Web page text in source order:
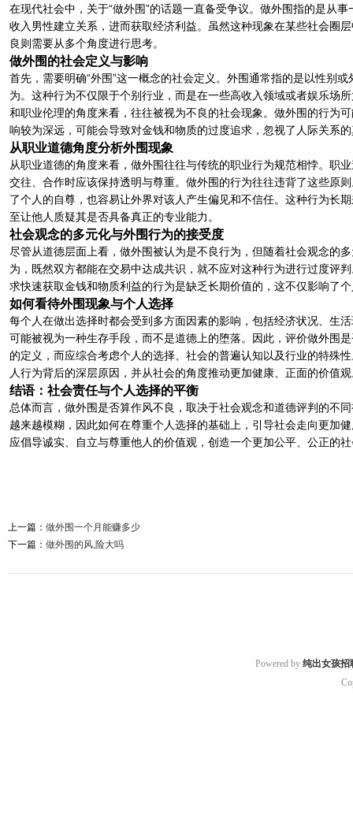
在现代社会中，关于“做外围”的话题一直备受争议。做外围指的是从
收入男性建立关系，进而获取经济利益。虽然这种现象在某些社会圈
良则需要从多个角度进行思考。
做外围的社会定义与影响
首先，需要明确“外围”这一概念的社会定义。外围通常指的是以性别
为。这种行为不仅限于个别行业，而是在一些高收入领域或者娱乐场
和职业伦理的角度来看，往往被视为不良的社会现象。做外围的行为
响较为深远，可能会导致对金钱和物质的过度追求，忽视了人际关系
从职业道德角度分析外围现象
从职业道德的角度来看，做外围往往与传统的职业行为规范相悖。职
交往、合作时应该保持透明与尊重。做外围的行为往往违背了这些原
了个人的自尊，也容易让外界对该人产生偏见和不信任。这种行为长
至让他人质疑其是否具备真正的专业能力。
社会观念的多元化与外围行为的接受度
尽管从道德层面上看，做外围被认为是不良行为，但随着社会观念的
为，既然双方都能在交易中达成共识，就不应对这种行为进行过度评
求快速获取金钱和物质利益的行为是缺乏长期价值的，这不仅影响了
如何看待外围现象与个人选择
每个人在做出选择时都会受到多方面因素的影响，包括经济状况、生
可能被视为一种生存手段，而不是道德上的堕落。因此，评价做外围
的定义，而应综合考虑个人的选择、社会的普遍认知以及行业的特殊
人行为背后的深层原因，并从社会的角度推动更加健康、正面的价值
结语：社会责任与个人选择的平衡
总体而言，做外围是否算作风不良，取决于社会观念和道德评判的不
越来越模糊，因此如何在尊重个人选择的基础上，引导社会走向更加
应倡导诚实、自立与尊重他人的价值观，创造一个更加公平、公正的
上一篇： 做外围一个月能赚多少
下一篇： 做外围的风,险大吗
Powered by 纯出女孩招